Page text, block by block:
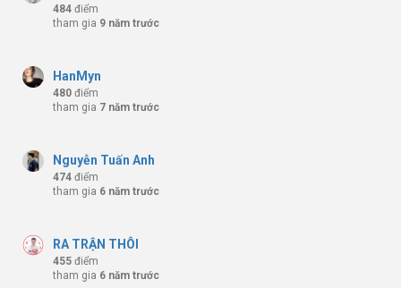
484 điểm
tham gia 9 năm trước
HanMyn
480 điểm
tham gia 7 năm trước
Nguyễn Tuấn Anh
474 điểm
tham gia 6 năm trước
RA TRẬN THÔI
455 điểm
tham gia 6 năm trước